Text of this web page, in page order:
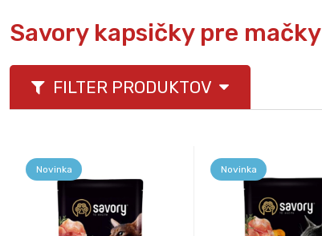
Savory kapsičky pre mačky
FILTER PRODUKTOV
Novinka Novinka